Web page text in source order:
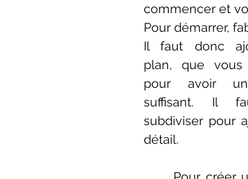
commencer et
Pour démarrer,
Il faut donc
plan, que vous
pour avoir
suffisant. Il
subdiviser pour
détail.